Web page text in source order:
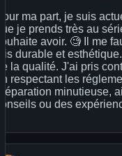
Pour ma part, je suis
que je prends très au
souhaite avoir. 🧐 Il me
fois durable et
de la qualité. J'ai pris
en respectant les
préparation minutieuse,
conseils ou des